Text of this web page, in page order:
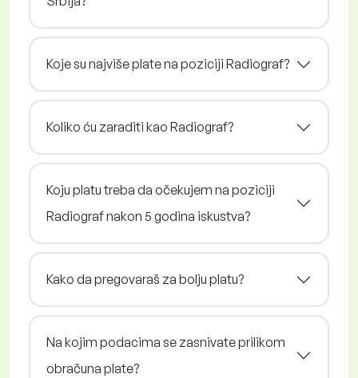
Koje su najviše plate na poziciji Radiograf?
Koliko ću zaraditi kao Radiograf?
Koju platu treba da očekujem na poziciji
Radiograf nakon 5 godina iskustva?
Kako da pregovaraš za bolju platu?
Na kojim podacima se zasnivate prilikom
obračuna plate?